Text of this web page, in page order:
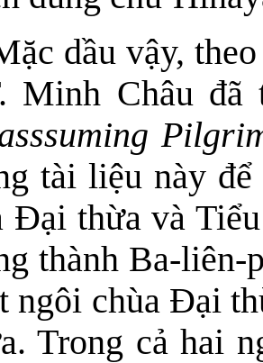
dầu vậy,
Minh Châu
tài liệu này
Đại thừa và
thành Ba-liên-
ngôi chùa Đại
Trong cả hai